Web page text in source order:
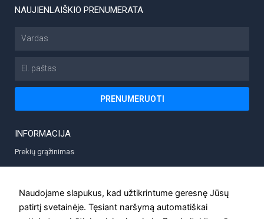
INFORMACIJA
Prekių grąžinimas
Privatumo politika
Taisyklės
NAUJIENLAIŠKIO PRENUMERATA
Vardas
PRENUMERUOTI
Naudojame slapukus, kad užtikrintume geresnę Jūsų
patirtį svetainėje. Tęsiant naršymą automatiškai